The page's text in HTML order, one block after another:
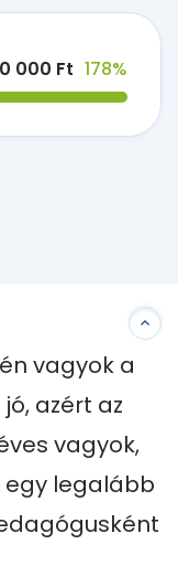
000 Ft 178%
vagyok a
azért az
vagyok,
egy legalább